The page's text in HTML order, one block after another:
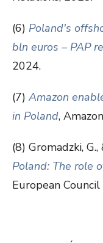
(6) Poland's
bln euros – PAP
2024.
(7) Amazon
in Poland,
(8) Gromadzki, G.,
Poland: The role
European